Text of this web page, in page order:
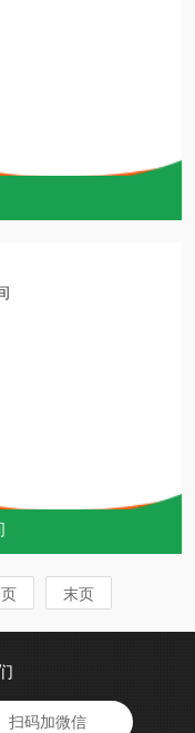
末页
扫码加微信